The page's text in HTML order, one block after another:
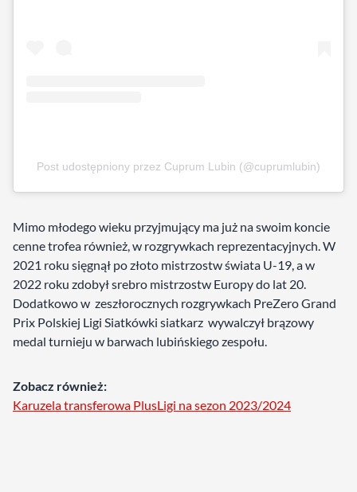
Post udostępniony przez Cuprum Lubin (@cuprumlubin)
Mimo młodego wieku przyjmujący ma już na swoim koncie
cenne trofea również, w rozgrywkach reprezentacyjnych. W
2021 roku sięgnął po złoto mistrzostw świata U-19, a w
2022 roku zdobył srebro mistrzostw Europy do lat 20.
Dodatkowo w zeszłorocznych rozgrywkach PreZero Grand
Prix Polskiej Ligi Siatkówki siatkarz wywalczył brązowy
medal turnieju w barwach lubińskiego zespołu.
Zobacz również:
Karuzela transferowa PlusLigi na sezon 2023/2024